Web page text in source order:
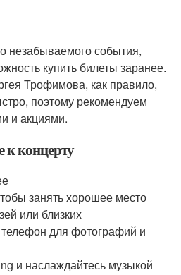
незабываемого события,
купить билеты заранее.
Трофимова, как правило,
поэтому рекомендуем
и акциями.
к концерту
занять хорошее место
или близких
телефон для фотографий и
и наслаждайтесь музыкой